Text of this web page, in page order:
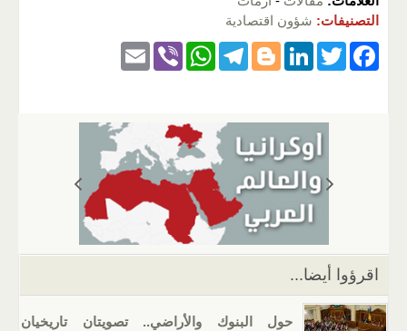
التصنيفات: شؤون اقتصادية
F
k
T
er
Li
e
dI
n
Bl
g
er
T
gr
a
m
W
s
A
p
Vi
اقرؤوا أيضا...
حول البنوك والأراضي.. تصويتان تاريخيان